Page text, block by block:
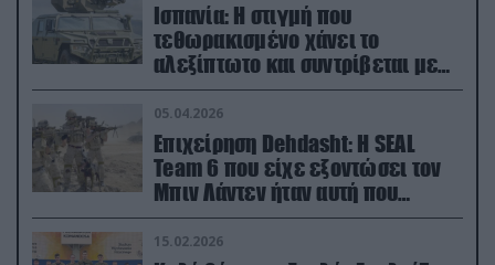
Ισπανία: Η στιγμή που
τεθωρακισμένο χάνει το
αλεξίπτωτο και συντρίβεται με
ορμή στο έδαφος (βίντεο)
05.04.2026
Επιχείρηση Dehdasht: Η SEAL
Team 6 που είχε εξοντώσει τον
Μπιν Λάντεν ήταν αυτή που
διέσωσε τον πιλότο του F-15
15.02.2026